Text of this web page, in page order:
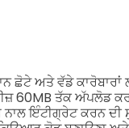
ਛੋਟੇ ਅਤੇ ਵੱਡੇ
60MB ਤੱਕ ਅੱਪਲੋਡ
ਇੰਟੀਗ੍ਰੇਟ ਕਰਨ ਦੀ